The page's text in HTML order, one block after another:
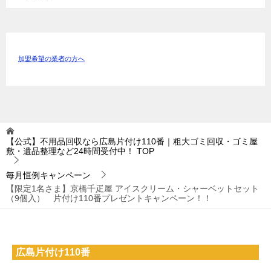
加盟希望の業者の方へ
【公式】不用品回収なら広島片付け110番｜粗大ゴミ回収・ゴミ屋
敷・遺品整理など24時間受付中！
TOP
毎月恒例キャンペーン
【限定1名さま】京橋千疋屋 アイスクリーム・シャーベットセット
（9個入） 片付け110番プレゼントキャンペーン！！
広島片付け110番